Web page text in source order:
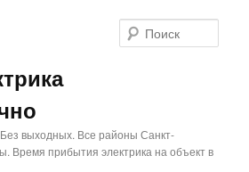
выходных. Все районы Санкт-
Время прибытия электрика на объект в